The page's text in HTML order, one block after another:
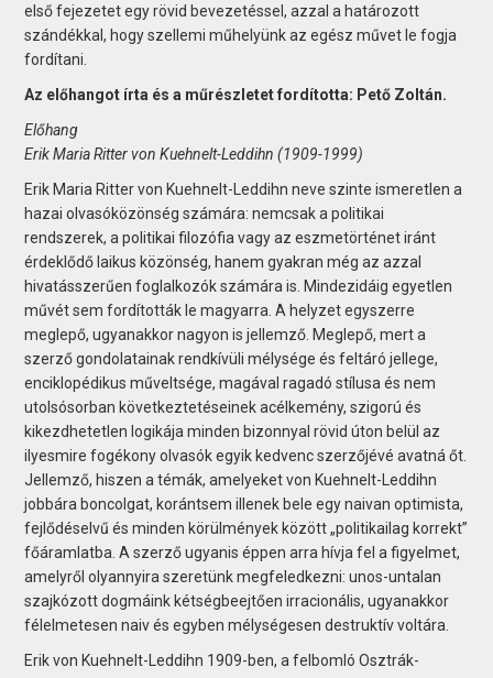
első fejezetet egy rövid bevezetéssel, azzal a határozott
szándékkal, hogy szellemi műhelyünk az egész művet le fogja
fordítani.
Az előhangot írta és a műrészletet fordította: Pető Zoltán.
Előhang
Erik Maria Ritter von Kuehnelt-Leddihn (1909-1999)
Erik Maria Ritter von Kuehnelt-Leddihn neve szinte ismeretlen a
hazai olvasóközönség számára: nemcsak a politikai
rendszerek, a politikai filozófia vagy az eszmetörténet iránt
érdeklődő laikus közönség, hanem gyakran még az azzal
hivatásszerűen foglalkozók számára is. Mindezidáig egyetlen
művét sem fordították le magyarra. A helyzet egyszerre
meglepő, ugyanakkor nagyon is jellemző. Meglepő, mert a
szerző gondolatainak rendkívüli mélysége és feltáró jellege,
enciklopédikus műveltsége, magával ragadó stílusa és nem
utolsósorban következtetéseinek acélkemény, szigorú és
kikezdhetetlen logikája minden bizonnyal rövid úton belül az
ilyesmire fogékony olvasók egyik kedvenc szerzőjévé avatná őt.
Jellemző, hiszen a témák, amelyeket von Kuehnelt-Leddihn
jobbára boncolgat, korántsem illenek bele egy naivan optimista,
fejlődéselvű és minden körülmények között „politikailag korrekt”
főáramlatba. A szerző ugyanis éppen arra hívja fel a figyelmet,
amelyről olyannyira szeretünk megfeledkezni: unos-untalan
szajkózott dogmáink kétségbeejtően irracionális, ugyanakkor
félelmetesen naiv és egyben mélységesen destruktív voltára.
Erik von Kuehnelt-Leddihn 1909-ben, a felbomló Osztrák-